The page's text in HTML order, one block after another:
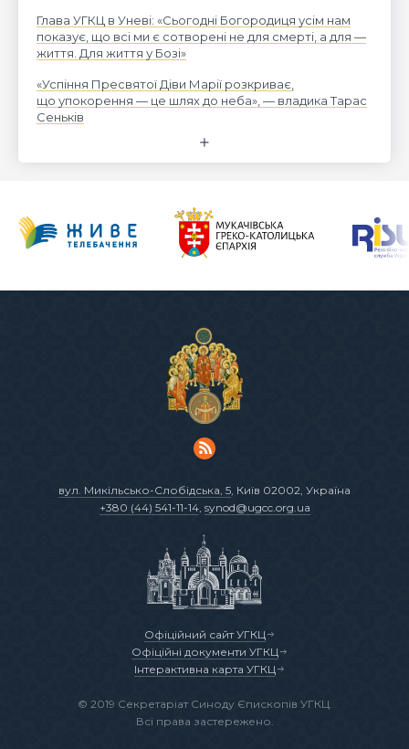
Глава УГКЦ в Уневі: «Сьогодні Богородиця усім нам
показує, що всі ми є сотворені не для смерті, а для —
життя. Для життя у Бозі»
«Успіння Пресвятої Діви Марії розкриває,
що упокорення — це шлях до неба», — владика Тарас
Сеньків
вул. Микільсько-Слобідська, 5 , Київ 02002, Україна
+380 (44) 541-11-14, synod@ugcc.org.ua
Офіційний сайт УГКЦ
Офіційні документи УГКЦ
Інтерактивна карта УГКЦ
© 2019 Секретаріат Синоду Єпископів УГКЦ.
Всі права застережено.